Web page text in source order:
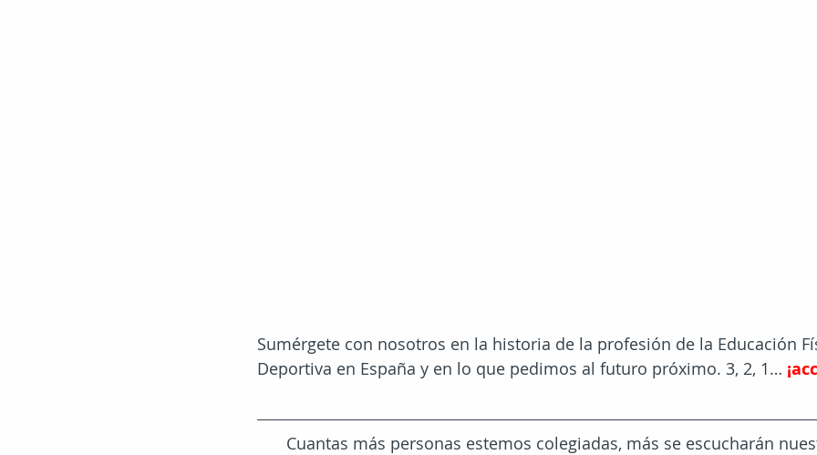
Sumérgete con nosotros en la historia de la profesión de la Educación
Deportiva en España y en lo que pedimos al futuro próximo. 3, 2, 1…
Cuantas más personas estemos colegiadas, más se escucharán